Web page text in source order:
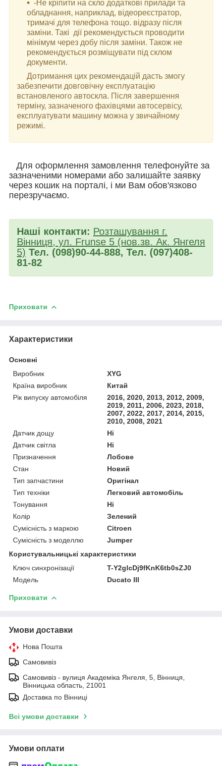
-Не кріпити на скло додаткові прилади та
обладнання, наприклад, відеореєстратор,
тримачі для телефона тощо. відразу після
заміни. Такі дії рекомендується проводити
мінімум через добу після заміни. Також не
рекомендується розміщувати під склом
документи.
Дотримання цих рекомендацій дасть змогу
забезпечити довговічну експлуатацію
встановленого автоскла. Після завершення
терміну, зазначеного фахівцями автосервісу,
експлуатувати машину можна у звичайному
режимі.
Для оформлення замовлення телефонуйте за
зазначеними номерами або залишайте заявку
через кошик на порталі, і ми Вам обов'язково
перезручаємо.
Наші контакти: Розташування г.
Вінниця, ул. Frunse 5 (нов.зв. Ак. Янгеля
5) Тел. (098)90-44-888, Тел. (097)408-
81-82
Приховати
Характеристики
Основні
Виробник
XYG
Країна виробник
Китай
Рік випуску автомобіля
2016, 2020, 2013, 2012, 2009,
2019, 2011, 2006, 2023, 2018,
2007, 2022, 2017, 2014, 2015,
2010, 2008, 2021
Датчик дощу
Ні
Датчик світла
Ні
Призначення
Лобове
Стан
Новий
Тип запчастини
Оригінал
Тип техніки
Легковий автомобіль
Тонування
Ні
Колір
Зелений
Сумісність з маркою
Citroen
Сумісність з моделлю
Jumper
Користувальницькі характеристики
Ключ синхронізації
T-Y2glcDj9fKnK6tb0sZJ0
Мoдель
Ducato III
Приховати
Умови доставки
Нова Пошта
Самовивіз
Самовивіз - вулиця Академіка Янгеля, 5, Вінниця,
Вінницька область, 21001
Доставка по Вінниці
Всі умови доставки
Умови оплати